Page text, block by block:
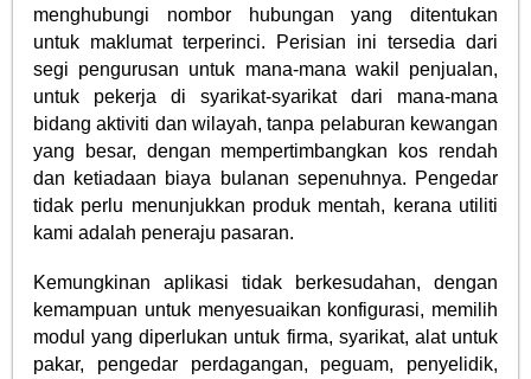
menghubungi nombor hubungan yang ditentukan
untuk maklumat terperinci. Perisian ini tersedia dari
segi pengurusan untuk mana-mana wakil penjualan,
untuk pekerja di syarikat-syarikat dari mana-mana
bidang aktiviti dan wilayah, tanpa pelaburan kewangan
yang besar, dengan mempertimbangkan kos rendah
dan ketiadaan biaya bulanan sepenuhnya. Pengedar
tidak perlu menunjukkan produk mentah, kerana utiliti
kami adalah peneraju pasaran.
Kemungkinan aplikasi tidak berkesudahan, dengan
kemampuan untuk menyesuaikan konfigurasi, memilih
modul yang diperlukan untuk firma, syarikat, alat untuk
pakar, pengedar perdagangan, peguam, penyelidik,